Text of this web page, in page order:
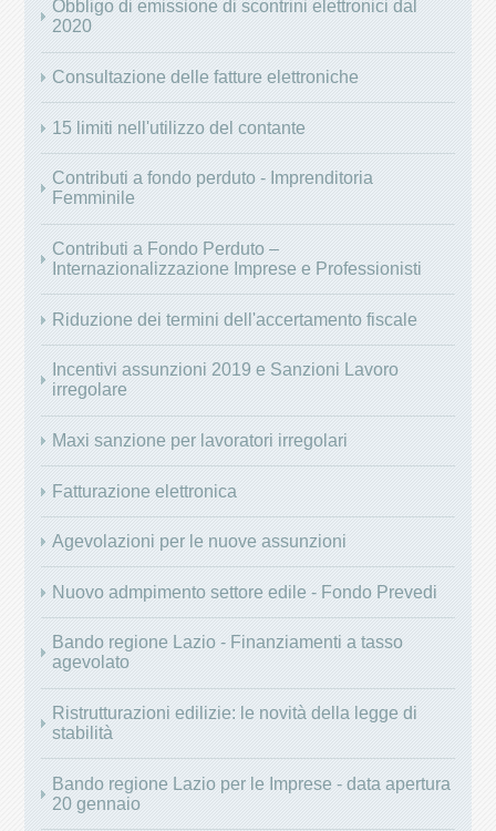
Obbligo di emissione di scontrini elettronici dal
2020
Consultazione delle fatture elettroniche
15 limiti nell'utilizzo del contante
Contributi a fondo perduto - Imprenditoria
Femminile
Contributi a Fondo Perduto –
Internazionalizzazione Imprese e Professionisti
Riduzione dei termini dell'accertamento fiscale
Incentivi assunzioni 2019 e Sanzioni Lavoro
irregolare
Maxi sanzione per lavoratori irregolari
Fatturazione elettronica
Agevolazioni per le nuove assunzioni
Nuovo admpimento settore edile - Fondo Prevedi
Bando regione Lazio - Finanziamenti a tasso
agevolato
Ristrutturazioni edilizie: le novità della legge di
stabilità
Bando regione Lazio per le Imprese - data apertura
20 gennaio